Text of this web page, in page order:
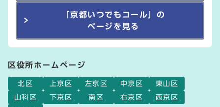
「京都いつでもコール」の
ページを見る
区役所ホームページ
北区 上京区 左京区 中京区
東山区
山科区
下京区 南区 右京区
西京区